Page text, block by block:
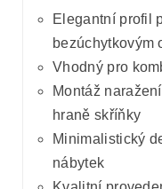
Elegantní profil
bezúchytkovým
Vhodný pro
Montáž
hraně skříňky
Minimalistický
nábytek